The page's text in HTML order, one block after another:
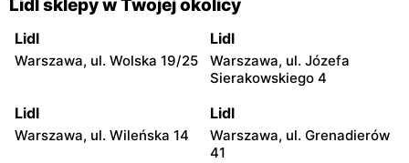
Lidl sklepy w Twojej okolicy
Lidl
Warszawa, ul. Wolska 19/25
Lidl
Warszawa, ul. Józefa
Sierakowskiego 4
Lidl
Warszawa, ul. Wileńska 14
Lidl
Warszawa, ul. Grenadierów
41